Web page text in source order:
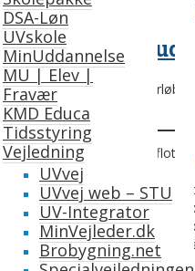
DSA-Løn
UVskole
MinUddannelse
MU | Elev |
Fravær
KMD Educa
Tidsstyring
Vejledning
UVvej
UVvej web – STU
UV-Integrator
MinVejleder.dk
Brobygning.net
Minlæring Studio
Vi byder velkommen til forløb
Studio på MinUddannelse
Minlæring Studio vil med flotte
læringsuniverser gøre
sprogfagene og dansk sjovt,
lærerigt. Nu finder du forløb til
Kosmo og Jake & Evy, der har
stavning, grammatik og
indskolingen og mellemtrinnet.